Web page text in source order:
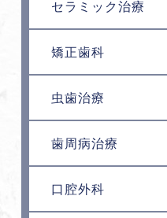
セラミック治療
矯正歯科
虫歯治療
歯周病治療
口腔外科